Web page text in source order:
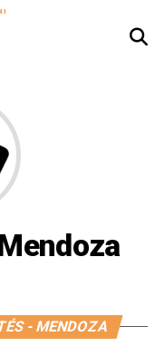
- MENDOZA